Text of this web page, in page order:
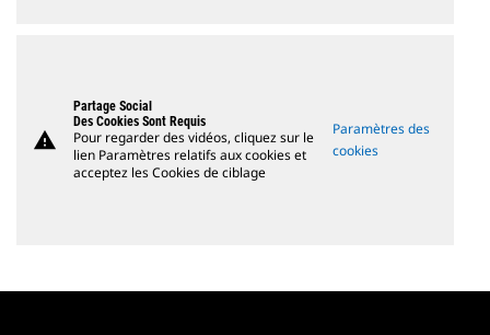
warning
Partage Social
Des Cookies Sont Requis
Pour regarder des vidéos, cliquez sur le
lien Paramètres relatifs aux cookies et
acceptez les Cookies de ciblage
Paramètres des
cookies